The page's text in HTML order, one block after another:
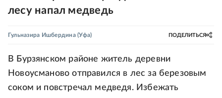
лесу напал медведь
Гульназира Ишбердина(Уфа) ПОДЕЛИТЬСЯ
В Бурзянском районе житель деревни
Новоусманово отправился в лес за березовым
соком и повстречал медведя. Избежать